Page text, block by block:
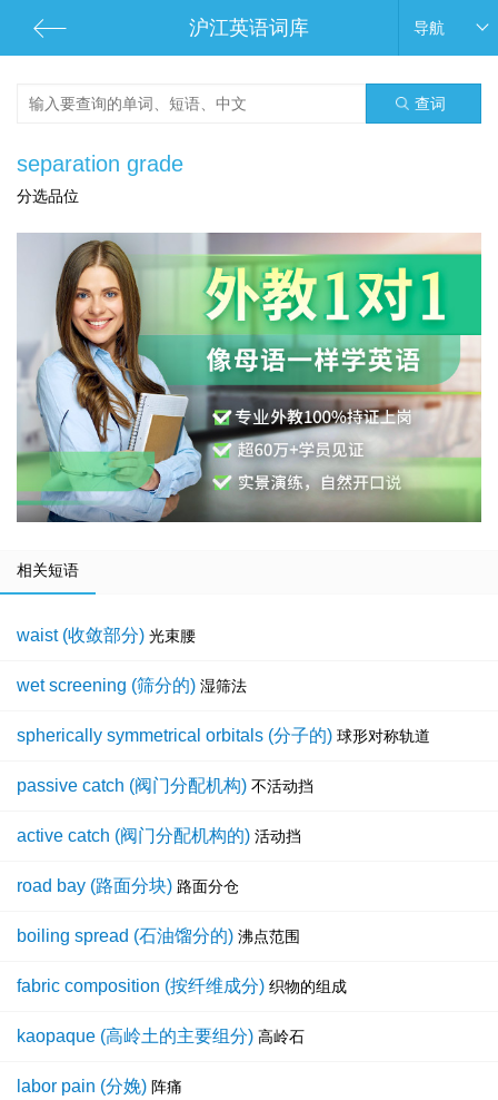
沪江英语词库 导航
查词
separation grade
分选品位
相关短语
waist (收敛部分) 光束腰
wet screening (筛分的) 湿筛法
spherically symmetrical orbitals (分子的) 球形对称轨道
passive catch (阀门分配机构) 不活动挡
active catch (阀门分配机构的) 活动挡
road bay (路面分块) 路面分仓
boiling spread (石油馏分的) 沸点范围
fabric composition (按纤维成分) 织物的组成
kaopaque (高岭土的主要组分) 高岭石
labor pain (分娩) 阵痛